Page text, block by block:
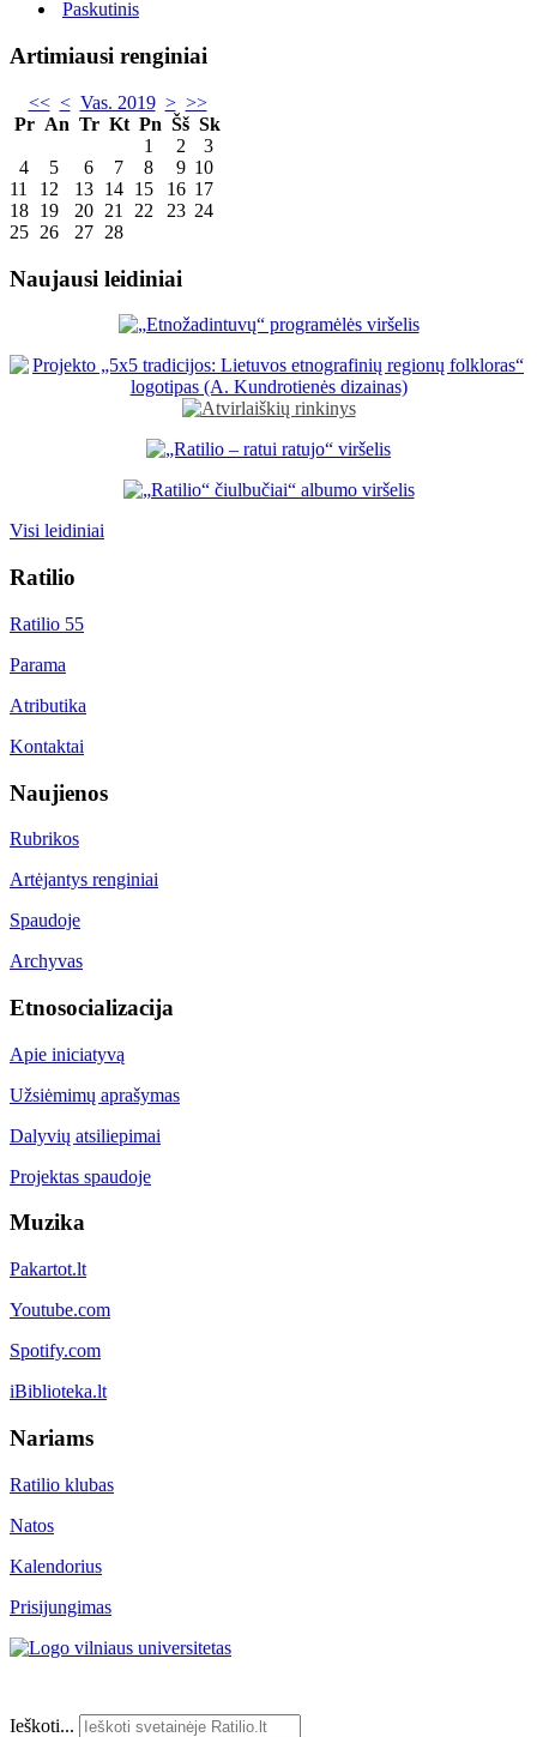
Paskutinis
Artimiausi renginiai
<< < Vas. 2019 > >>
Pr An Tr Kt Pn Šš Sk
1
2
3
4
5 6 7 8 9 10
11
12 13 14 15 16 17
18 19 20 21 22 23 24
25 26 27 28
Naujausi leidiniai
Visi leidiniai
Ratilio
Ratilio 55
Parama
Atributika
Kontaktai
Naujienos
Rubrikos
Artėjantys renginiai
Spaudoje
Archyvas
Etnosocializacija
Apie iniciatyvą
Užsiėmimų aprašymas
Dalyvių atsiliepimai
Projektas spaudoje
Muzika
Pakartot.lt
Youtube.com
Spotify.com
iBiblioteka.lt
Nariams
Ratilio klubas
Natos
Kalendorius
Prisijungimas
Ieškoti...